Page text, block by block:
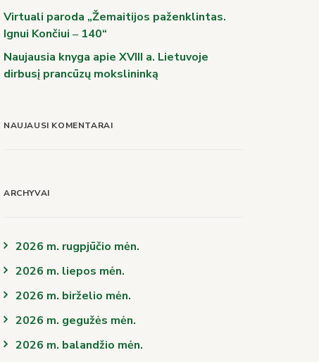
Virtuali paroda „Žemaitijos paženklintas.
Ignui Končiui ‒ 140“
Naujausia knyga apie XVIII a. Lietuvoje
dirbusį prancūzų mokslininką
NAUJAUSI KOMENTARAI
ARCHYVAI
2026 m. rugpjūčio mėn.
2026 m. liepos mėn.
2026 m. birželio mėn.
2026 m. gegužės mėn.
2026 m. balandžio mėn.